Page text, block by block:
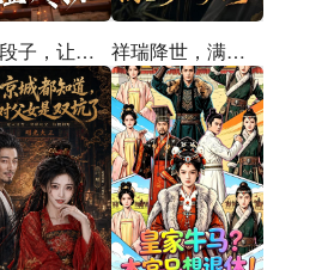
靠说段子，让满朝老登大破大防 祥瑞降世，满宫珍视护长宁